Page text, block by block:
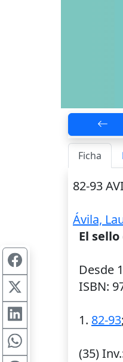
Ficha
82-93
Ávila,
El
Desde
ISBN:
1. 82-93
(35)Inv.